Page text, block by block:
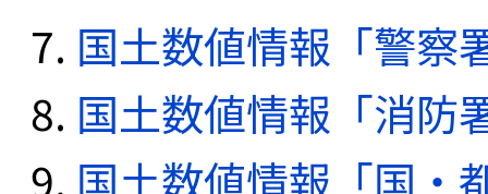
国土数値情報「警察
国土数値情報「消防
国土数値情報「国・